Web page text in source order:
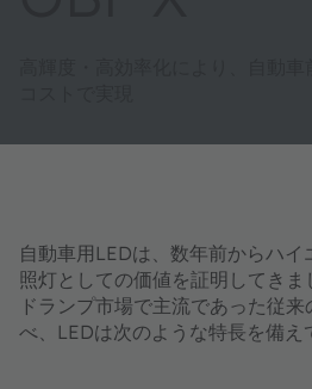
自動車用LEDは、数年前からハ
照灯としての価値を証明してきま
ドランプ市場で主流であった従
べ、LEDは次のような特長を備え